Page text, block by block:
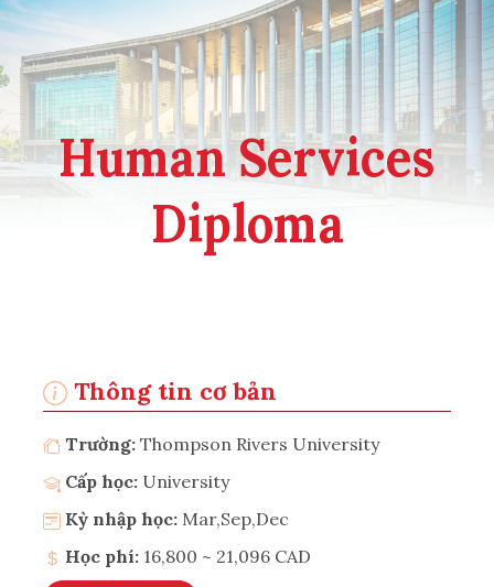
Human Services
Diploma
Thông tin cơ bản
Trường: Thompson Rivers University
Cấp học: University
Kỳ nhập học: Mar,Sep,Dec
Học phí: 16,800 ~ 21,096 CAD